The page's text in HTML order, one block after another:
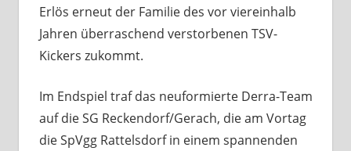
Erlös erneut der Familie des vor viereinhalb
Jahren überraschend verstorbenen TSV-
Kickers zukommt.
Im Endspiel traf das neuformierte Derra-Team
auf die SG Reckendorf/Gerach, die am Vortag
die SpVgg Rattelsdorf in einem spannenden